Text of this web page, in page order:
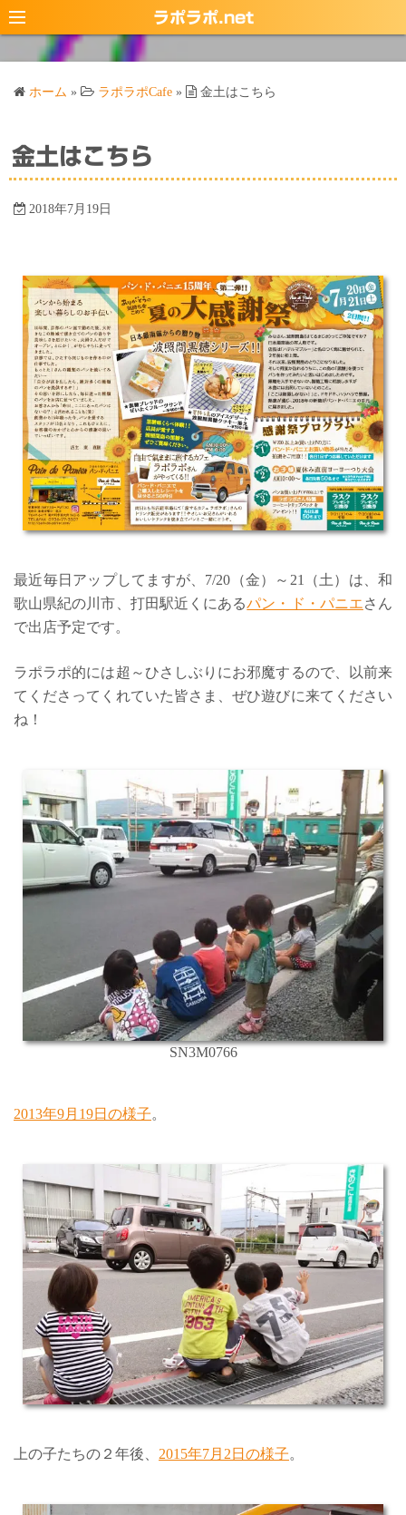
コ
ン
ス
キ
ラポラポ.net
ホーム » ラポラポCafe » 金土はこちら
金土はこちら
2018年7月19日
最近毎日アップしてますが、7/20（金）～21（土）は、和
歌山県紀の川市、打田駅近くにあるパン・ド・パニエさん
で出店予定です。
ラポラポ的には超～ひさしぶりにお邪魔するので、以前来
てくださってくれていた皆さま、ぜひ遊びに来てください
ね！
SN3M0766
2013年9月19日の様子。
上の子たちの２年後、 2015年7月2日の様子。